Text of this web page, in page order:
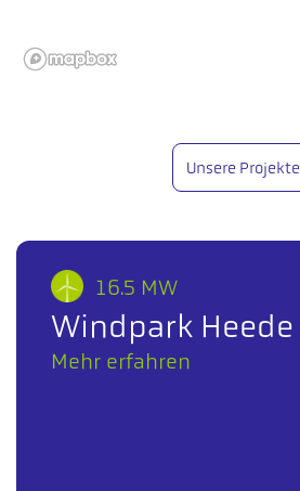
Unsere Projekte
16.5 MW
Windpark Heede
Mehr erfahren